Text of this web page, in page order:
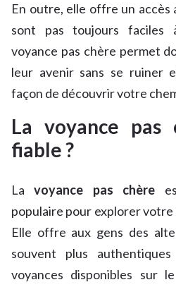
En outre, elle offre un accès
sont pas toujours faciles
voyance pas chère permet
leur avenir sans se ruiner
façon de découvrir votre
La voyance pas
fiable ?
Lavoyance pas chère
populaire pour explorer votre
Elle offre aux gens des
souvent plus
voyances disponibles sur